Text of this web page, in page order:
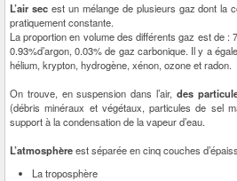
L’air sec est un mélange de plusieurs gaz dont la
pratiquement constante.
La proportion en volume des différents gaz est de :
0.93%d’argon, 0.03% de gaz carbonique. Il y a
hélium, krypton, hydrogène, xénon, ozone et radon.
On trouve, en suspension dans l’air, des
(débris minéraux et végétaux, particules de sel
support à la condensation de la vapeur d’eau.
L’atmosphèreest séparée en cinq couches
La troposphère